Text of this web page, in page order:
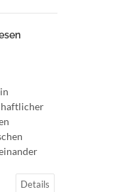
Details